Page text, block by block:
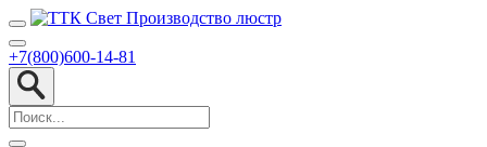
+7(800)600-14-81